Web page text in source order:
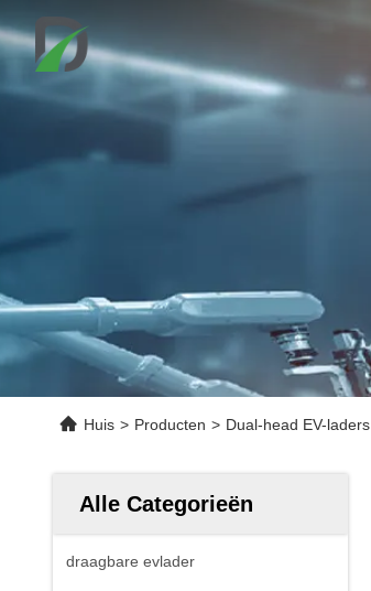
Huis > Producten > Dual-head EV-laders
Alle Categorieën
draagbare evlader